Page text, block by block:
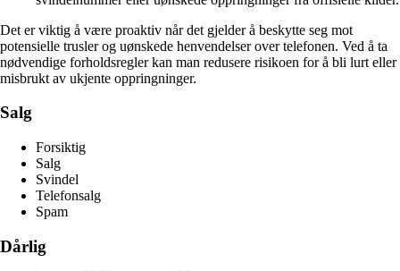
Det er viktig å være proaktiv når det gjelder å beskytte seg mot
potensielle trusler og uønskede henvendelser over telefonen. Ved å ta
nødvendige forholdsregler kan man redusere risikoen for å bli lurt eller
misbrukt av ukjente oppringninger.
Salg
Forsiktig
Salg
Svindel
Telefonsalg
Spam
Dårlig